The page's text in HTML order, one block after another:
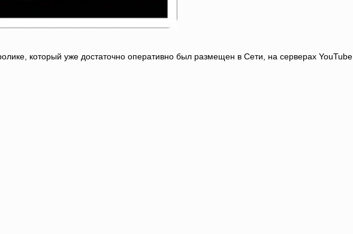
который уже достаточно оперативно был размещен в Сети, на серверах YouTube.